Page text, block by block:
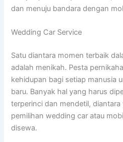
dan menuju bandara dengan
Wedding Car Service
Satu diantara momen terbaik
adalah menikah. Pesta
kehidupan bagi setiap manusia
baru. Banyak hal yang harus
terperinci dan mendetil, diantara
pemilihan wedding car atau
disewa.